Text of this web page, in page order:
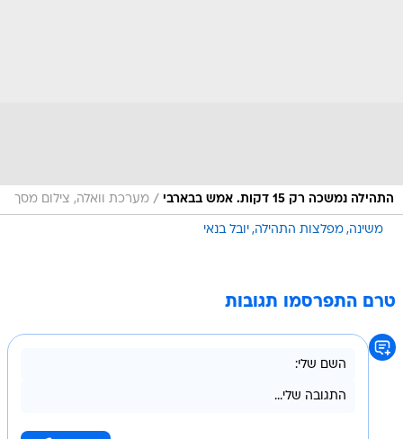
התהילה נמשכה רק 15 דקות. אמש בבארבי / מערכת וואלה, צילום מסך
משינה מפלצות התהילה יובל בנאי
טרם התפרסמו תגובות